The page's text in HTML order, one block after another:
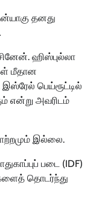
தனது
ஹிஸ்புல்லா
மீதான
பெய்ரூட்டில்
என்று அவரிடம்
இல்லை.
படை (IDF)
தொடர்ந்து